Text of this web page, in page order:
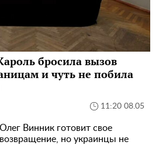
бросила вызов
и чуть не побила
11:20 08.05
Олег Винник готовит свое
возвращение, но украинцы не